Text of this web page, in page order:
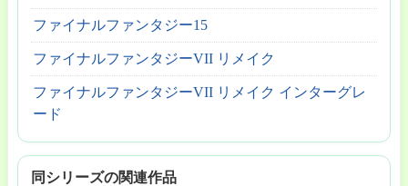
ファイナルファンタジー15
ファイナルファンタジーVII リメイク
ファイナルファンタジーVII リメイク インターグレ
ード
同シリーズの関連作品